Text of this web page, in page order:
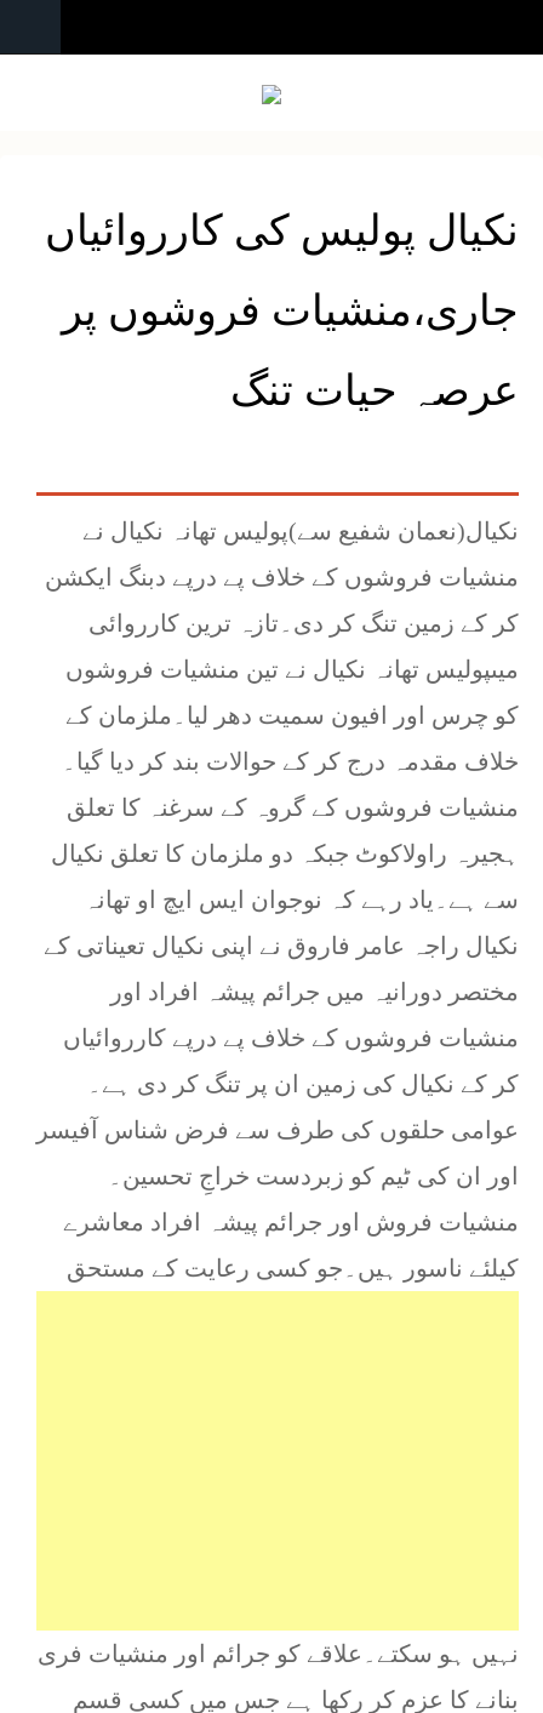
نکیال پولیس کی کارروائیاں
جاری،منشیات فروشوں پر
عرصہ حیات تنگ
نکیال(نعمان شفیع سے)پولیس تھانہ نکیال نے
منشیات فروشوں کے خلاف پے درپے دبنگ ایکشن
کر کے زمین تنگ کر دی۔تازہ ترین کارروائی
میںپولیس تھانہ نکیال نے تین منشیات فروشوں
کو چرس اور افیون سمیت دھر لیا۔ملزمان کے
خلاف مقدمہ درج کر کے حوالات بند کر دیا گیا۔
منشیات فروشوں کے گروہ کے سرغنہ کا تعلق
ہجیرہ راولاکوٹ جبکہ دو ملزمان کا تعلق نکیال
سے ہے۔یاد رہے کہ نوجوان ایس ایچ او تھانہ
نکیال راجہ عامر فاروق نے اپنی نکیال تعیناتی کے
مختصر دورانیہ میں جرائم پیشہ افراد اور
منشیات فروشوں کے خلاف پے درپے کارروائیاں
کر کے نکیال کی زمین ان پر تنگ کر دی ہے۔
عوامی حلقوں کی طرف سے فرض شناس آفیسر
اور ان کی ٹیم کو زبردست خراجِ تحسین۔
منشیات فروش اور جرائم پیشہ افراد معاشرے
کیلئے ناسور ہیں۔جو کسی رعایت کے مستحق
نہیں ہو سکتے۔علاقے کو جرائم اور منشیات فری
بنانے کا عزم کر رکھا ہے جس میں کسی قسم